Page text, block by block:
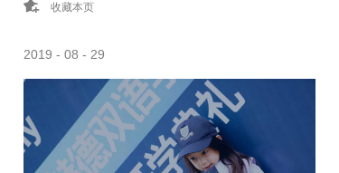
收藏本页
2019 - 08 - 29